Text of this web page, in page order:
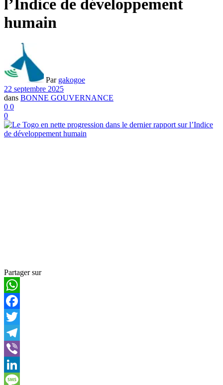
l’Indice de développement
humain
Par gakogoe
22 septembre 2025
dans BONNE GOUVERNANCE
0 0
0
Partager sur
WhatsApp
Facebook
Twitter
Telegram
Viber
LinkedIn